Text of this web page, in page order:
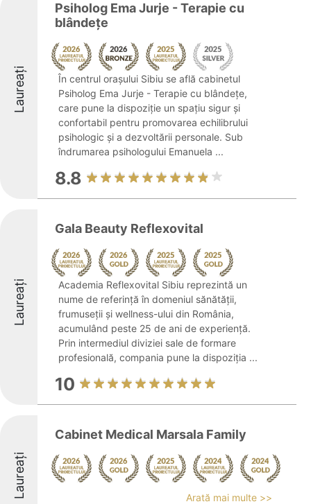
Laureați
Psiholog Ema Jurje - Terapie cu
blândețe
În centrul orașului Sibiu se află cabinetul
Psiholog Ema Jurje - Terapie cu blândețe,
care pune la dispoziție un spațiu sigur și
confortabil pentru promovarea echilibrului
psihologic și a dezvoltării personale. Sub
îndrumarea psihologului Emanuela ...
8.8
Laureați
Gala Beauty Reflexovital
Academia Reflexovital Sibiu reprezintă un
nume de referință în domeniul sănătății,
frumuseții și wellness-ului din România,
acumulând peste 25 de ani de experiență.
Prin intermediul diviziei sale de formare
profesională, compania pune la dispoziția ...
10
Laureați
Cabinet Medical Marsala Family
Arată mai multe >>